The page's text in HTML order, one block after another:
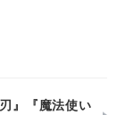
』『魔法使い